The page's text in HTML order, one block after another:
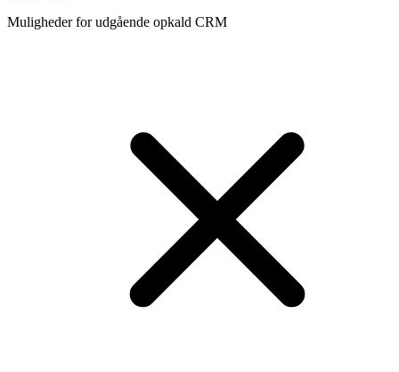
Muligheder for udgående opkald CRM